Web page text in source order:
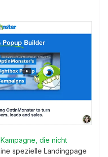
die nicht
spezielle Landingpage